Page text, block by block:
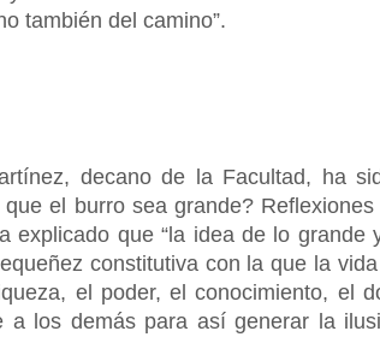
también del camino”.
decano de la Facultad, ha
el burro sea grande?
explicado que “la idea de lo grande
constitutiva con la que la
el poder, el conocimiento, el
los demás para así generar la